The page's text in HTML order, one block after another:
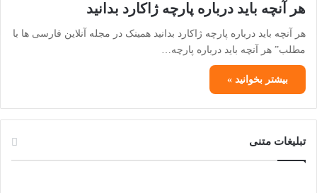
هر آنچه باید درباره پارچه ژاکارد بدانید
هر آنچه باید درباره پارچه ژاکارد بدانید همینک در مجله آنلاین فارسی ها با
مطلب” هر آنچه باید درباره پارچه…
بیشتر بخوانید »
تبلیغات متنی